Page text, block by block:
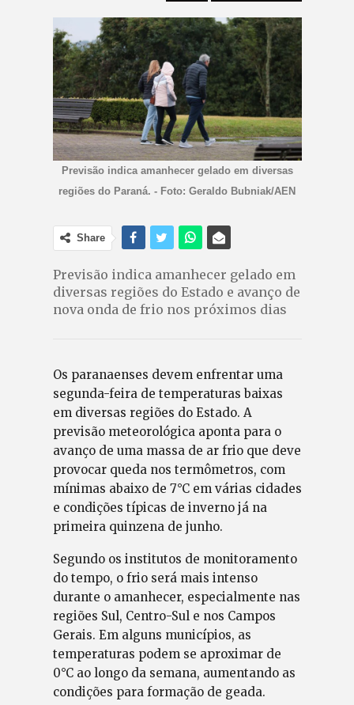
Previsão indica amanhecer gelado em diversas
regiões do Paraná. - Foto: Geraldo Bubniak/AEN
Share
Previsão indica amanhecer gelado em
diversas regiões do Estado e avanço de
nova onda de frio nos próximos dias
Os paranaenses devem enfrentar uma
segunda-feira de temperaturas baixas
em diversas regiões do Estado. A
previsão meteorológica aponta para o
avanço de uma massa de ar frio que deve
provocar queda nos termômetros, com
mínimas abaixo de 7°C em várias cidades
e condições típicas de inverno já na
primeira quinzena de junho.
Segundo os institutos de monitoramento
do tempo, o frio será mais intenso
durante o amanhecer, especialmente nas
regiões Sul, Centro-Sul e nos Campos
Gerais. Em alguns municípios, as
temperaturas podem se aproximar de
0°C ao longo da semana, aumentando as
condições para formação de geada.